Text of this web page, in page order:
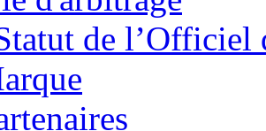
de l’Officiel